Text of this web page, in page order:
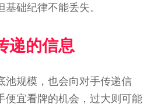
础纪律不能丢失。
递的信息
池规模，也会向对手传递信
便宜看牌的机会，过大则可能